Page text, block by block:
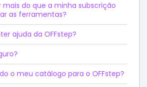
mais do que a minha subscrição
as ferramentas?
ajuda da OFFstep?
o meu catálogo para o OFFstep?